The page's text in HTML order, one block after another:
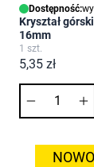
Dostępność:
Kryształ
16mm
1 szt.
5,35 zł